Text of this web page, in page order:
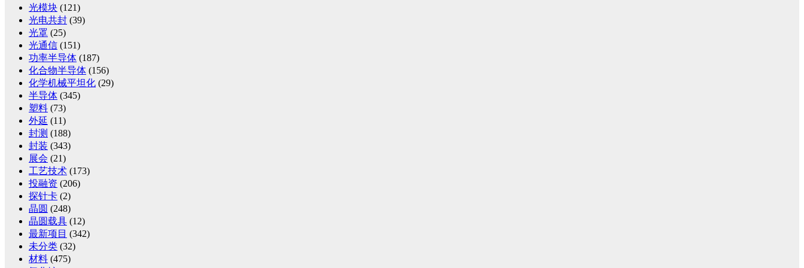
光模块 (121)
光电共封 (39)
光罩 (25)
光通信 (151)
功率半导体 (187)
化合物半导体 (156)
化学机械平坦化 (29)
半导体 (345)
塑料 (73)
外延 (11)
封测 (188)
封装 (343)
展会 (21)
工艺技术 (173)
投融资 (206)
探针卡 (2)
晶圆 (248)
晶圆载具 (12)
最新项目 (342)
未分类 (32)
材料 (475)